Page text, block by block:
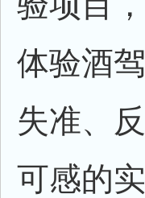
体验酒
失准、
可感的